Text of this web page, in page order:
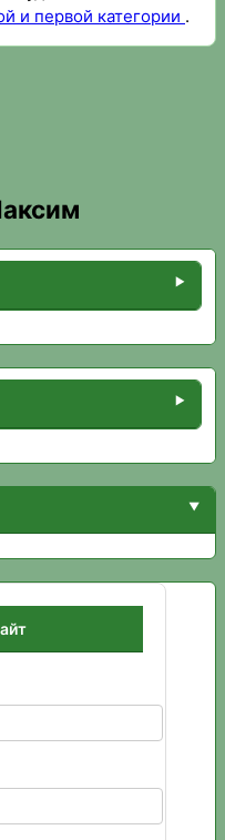
и первой категории .